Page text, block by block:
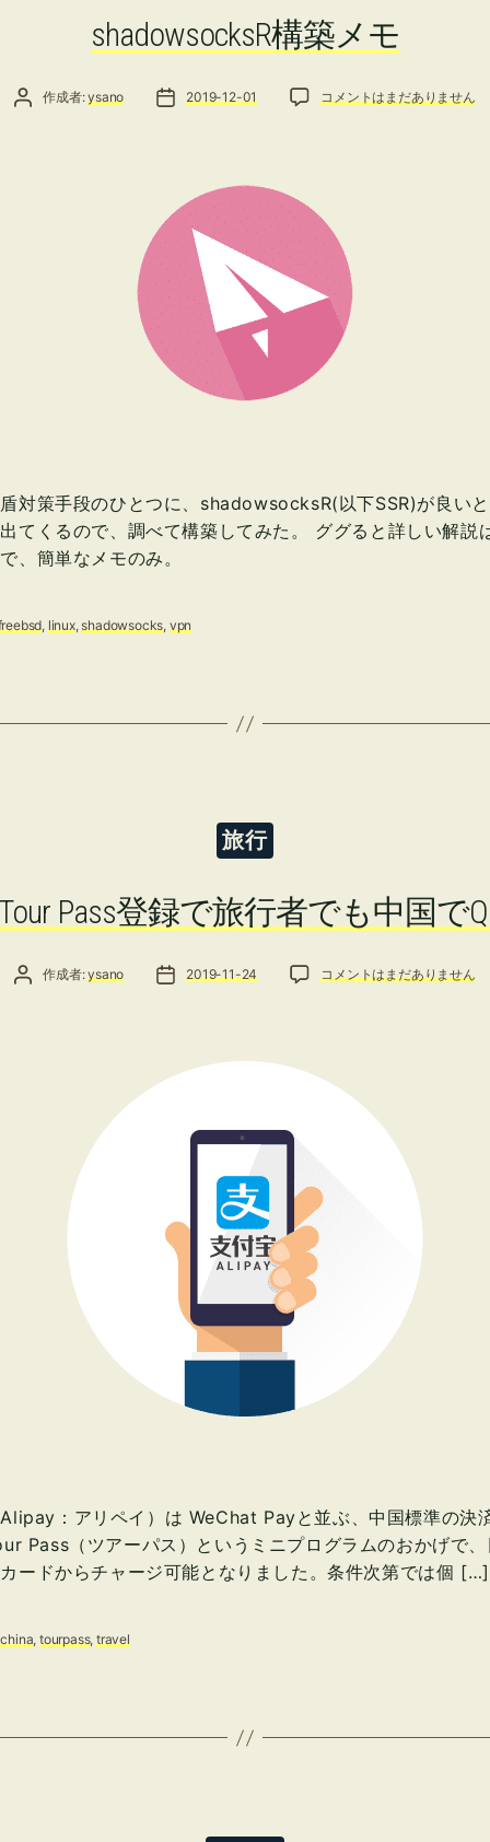
ー
shadowsocksR構築メモ
投稿者作成者:ysano 投稿日2019-12-01 shadowsocksR構築メモ への
コメントはまだありません
対策手段のひとつに、shadowsocksR(以下SSR)が良い
てくるので、調べて構築してみた。 ググると詳しい解説
、簡単なメモのみ。
, linux,shadowsocks, vpn
カ
テ
ゴ
ー
旅行
Tour Pass登録で旅行者でも中国で
投稿者作成者:ysano 投稿日2019-11-24 Alipay Tour Pass登録で旅行
コメントはまだありません
：アリペイ）は WeChat Payと並ぶ、中国標準の決
Pass（ツアーパス）というミニプログラムのおかげで、
ードからチャージ可能となりました。条件次第では個 […]
china,tourpass,travel
カ